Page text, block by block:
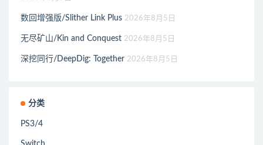
数回增强版/Slither Link Plus 2026年8月5日
无尽矿山/Kin and Conquest 2026年8月5日
深挖同行/DeepDig: Together 2026年8月5日
分类
PS3/4